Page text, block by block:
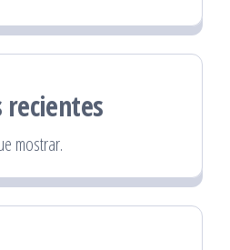
mostrar.